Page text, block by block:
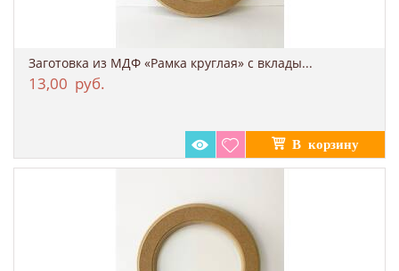
Заготовка из МДФ «Рамка круглая» с вклады...
13,00 руб.